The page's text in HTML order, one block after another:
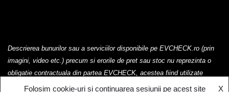
Descrierea bunurilor sau a serviciilor disponibile pe EVCHECK.ro (prin
imagini, video etc.) precum si erorile de pret sau stoc nu reprezinta o
obligatie contractuala din partea EVCHECK, acestea fiind utilizate
exclusiv cu titlu de prezentare.
Folosim cookie-uri si continuarea sesiunii pe acest site X